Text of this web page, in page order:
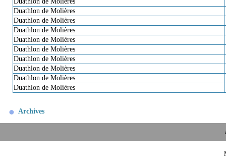
Duathlon de Molières
Duathlon de Molières
Duathlon de Molières
Duathlon de Molières
Duathlon de Molières
Duathlon de Molières
Duathlon de Molières
Duathlon de Molières
Duathlon de Molières
Archives